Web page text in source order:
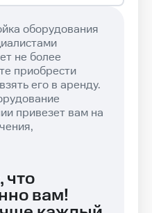
оборудования
не более
приобрести
его в аренду.
привезет вам на
что
вам!